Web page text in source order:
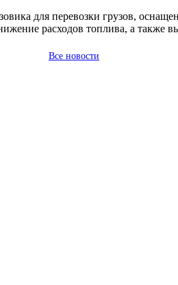
для перевозки грузов,
расходов топлива, а
Все новости